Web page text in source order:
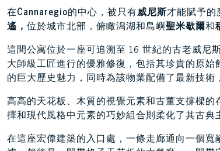
在Cannaregio的中心，被只有威尼斯才能賦予的
遙， 位於城市北部，俯瞰潟湖和島嶼聖米歇爾和
這間公寓位於一座可追溯至 16 世紀的古老威尼
大師級工匠進行的優雅修復，包括其珍貴的原
的巨大歷史魅力，同時為該物業配備了最新技術
高高的天花板、木質的視覺元素和古董支撐樑
擇和現代風格中元素的巧妙組合則柔化了其古典
在這座宏偉建築的入口處，一條走廊通向一個